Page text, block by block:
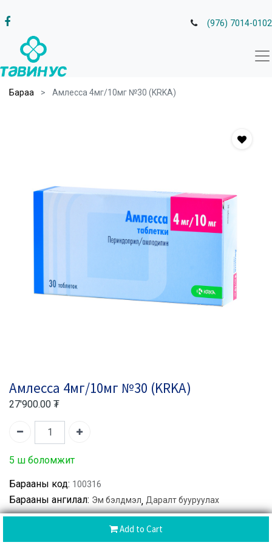
(976) 7014-0102
Бараа Амлесса 4мг/10мг №30 (KRKA)
Add to Cart
Амлесса 4мг/10мг №30 (KRKA)
27'900.00 ₮
5 ш боломжит
Барааны код: 100316
Барааны ангилал: Эм бэлдмэл, Даралт бууруулах